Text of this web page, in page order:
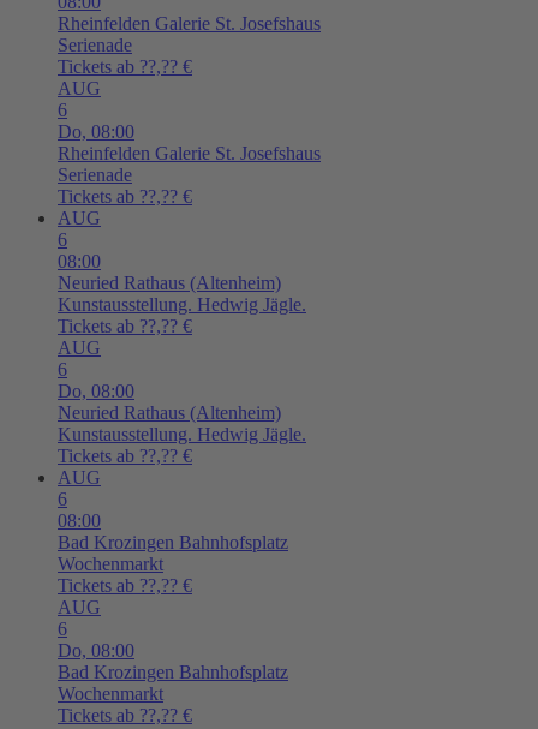
Rheinfelden Galerie St. Josefshaus
Serienade
Tickets ab ??,?? €
AUG
6
Do, 08:00
Rheinfelden Galerie St. Josefshaus
Serienade
Tickets ab ??,?? €
AUG
6
08:00
Neuried Rathaus (Altenheim)
Kunstausstellung. Hedwig Jägle.
Tickets ab ??,?? €
AUG
6
Do, 08:00
Neuried Rathaus (Altenheim)
Kunstausstellung. Hedwig Jägle.
Tickets ab ??,?? €
AUG
6
08:00
Bad Krozingen Bahnhofsplatz
Wochenmarkt
Tickets ab ??,?? €
AUG
6
Do, 08:00
Bad Krozingen Bahnhofsplatz
Wochenmarkt
Tickets ab ??,?? €